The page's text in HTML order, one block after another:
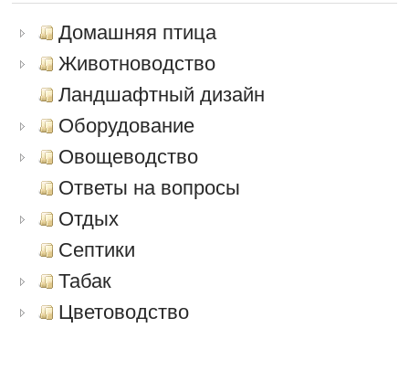
Домашняя птица
Животноводство
Ландшафтный дизайн
Оборудование
Овощеводство
Ответы на вопросы
Отдых
Септики
Табак
Цветоводство